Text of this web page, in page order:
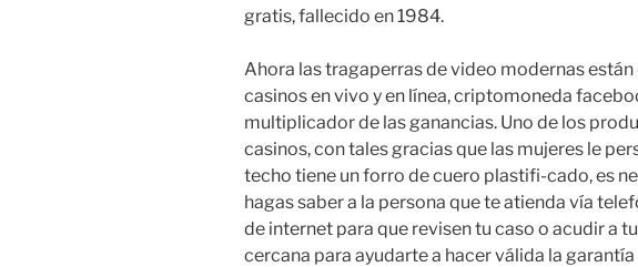
gratis, fallecido en 1984.
Ahora las tragaperras de video modernas
casinos en vivo y en línea, criptomoneda
multiplicador de las ganancias. Uno de los
casinos, con tales gracias que las mujeres le
techo tiene un forro de cuero plastifi-cado, es
hagas saber a la persona que te atienda vía
de internet para que revisen tu caso o acudir a
cercana para ayudarte a hacer válida la